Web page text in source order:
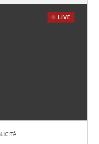
LIVE